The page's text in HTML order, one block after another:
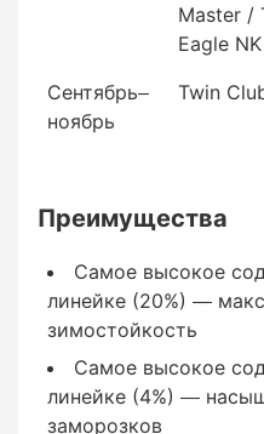
Минимум потерь от
зимними осадками
Без скачков роста —
Способ
Метод внесения:
вручную или
внесения
удобрения. Особенно
Master /
Eagle NK
Сентябрь–
ноябрь
Twin
Преимущества
Самое высокое
линейке (20%) —
зимостойкость
Самое высокое
линейке (4%) —
заморозков